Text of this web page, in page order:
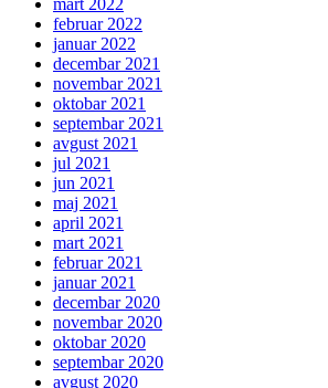
mart 2022
februar 2022
januar 2022
decembar 2021
novembar 2021
oktobar 2021
septembar 2021
avgust 2021
jul 2021
jun 2021
maj 2021
april 2021
mart 2021
februar 2021
januar 2021
decembar 2020
novembar 2020
oktobar 2020
septembar 2020
avgust 2020